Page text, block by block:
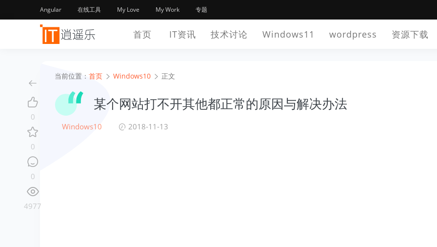
Angular 在线工具 My Love My Work 专题
首页 IT资讯 技术讨论 Windows11 wordpress 资源下载
当前位置： 首页 Windows10 正文
某个网站打不开其他都正常的原因与解决办法
Windows10 2018-11-13
0
0
0
4977